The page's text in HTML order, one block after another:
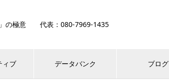
」の極意 代表：080-7969-1435
ィブ データバンク ブログ